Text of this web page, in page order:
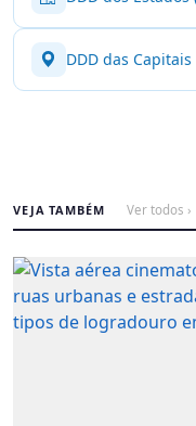
DDD das
VEJA TAMBÉM Ver todos ›